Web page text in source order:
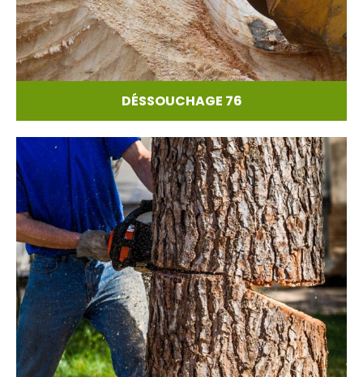
DÉSSOUCHAGE 76